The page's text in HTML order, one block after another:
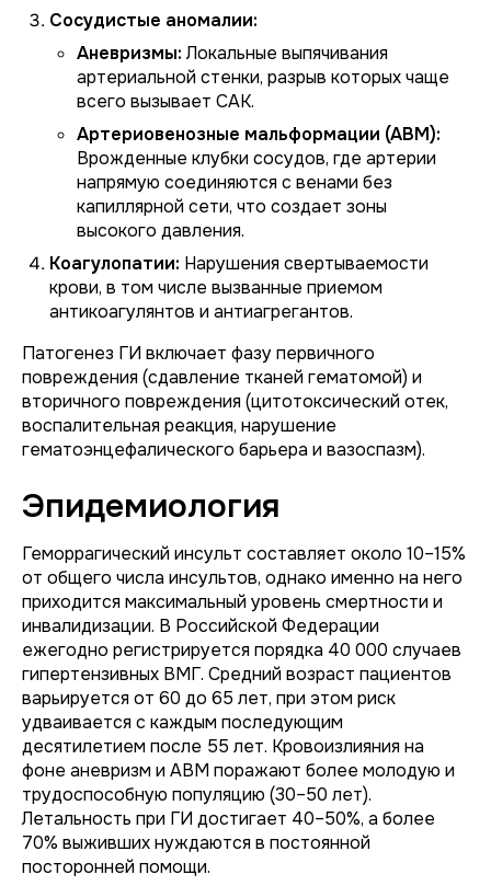
Сосудистые аномалии:
Аневризмы:Локальные выпячивания
артериальной стенки, разрыв которых чаще
всего вызывает САК.
Артериовенозные мальформации (АВМ):
Врожденные клубки сосудов, где артерии
напрямую соединяются с венами без
капиллярной сети, что создает зоны
высокого давления.
Коагулопатии: Нарушения свертываемости
крови, в том числе вызванные приемом
антикоагулянтов и антиагрегантов.
Патогенез ГИ включает фазу первичного
повреждения (сдавление тканей гематомой) и
вторичного повреждения (цитотоксический отек,
воспалительная реакция, нарушение
гематоэнцефалического барьера и вазоспазм).
Эпидемиология
Геморрагический инсульт составляет около 10–15%
от общего числа инсультов, однако именно на него
приходится максимальный уровень смертности и
инвалидизации. В Российской Федерации
ежегодно регистрируется порядка 40 000 случаев
гипертензивных ВМГ. Средний возраст пациентов
варьируется от 60 до 65 лет, при этом риск
удваивается с каждым последующим
десятилетием после 55 лет. Кровоизлияния на
фоне аневризм и АВМ поражают более молодую и
трудоспособную популяцию (30–50 лет).
Летальность при ГИ достигает 40–50%, а более
70% выживших нуждаются в постоянной
посторонней помощи.